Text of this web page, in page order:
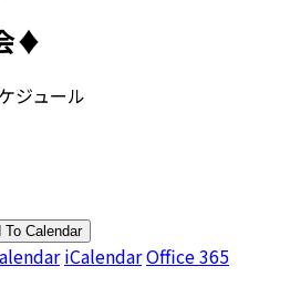
♦
ジュール
To Calendar
iCalendarOffice 365